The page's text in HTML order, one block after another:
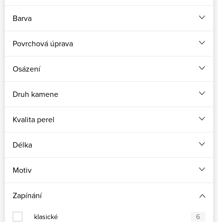
Barva
Povrchová úprava
Osázení
Druh kamene
Kvalita perel
Délka
Motiv
Zapínání
klasické
6